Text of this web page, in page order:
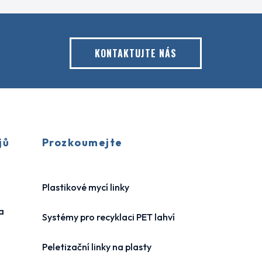
KONTAKTUJTE NÁS
Prozkoumejte
Plastikové mycí linky
Systémy pro recyklaci PET lahví
Peletizační linky na plasty